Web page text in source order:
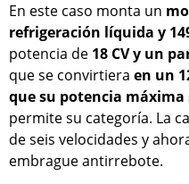
En este caso monta un
refrigeración líquida y
potencia de 18 CV y un
que se convirtiera en un
que su potencia máxima
permite su categoría. La
de seis velocidades y
embrague antirrebote.